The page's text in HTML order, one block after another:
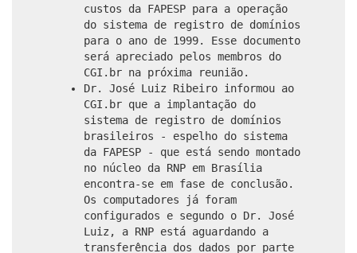
custos da FAPESP para a operação
do sistema de registro de domínios
para o ano de 1999. Esse documento
será apreciado pelos membros do
CGI.br na próxima reunião.
Dr. José Luiz Ribeiro informou ao
CGI.br que a implantação do
sistema de registro de domínios
brasileiros - espelho do sistema
da FAPESP - que está sendo montado
no núcleo da RNP em Brasília
encontra-se em fase de conclusão.
Os computadores já foram
configurados e segundo o Dr. José
Luiz, a RNP está aguardando a
transferência dos dados por parte